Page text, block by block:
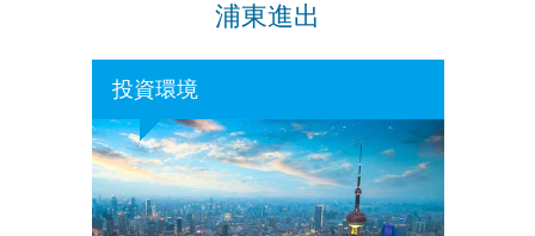
浦東進出
投資環境